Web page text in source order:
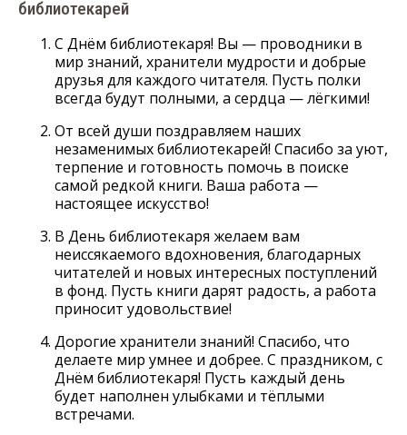
библиотекарей
С Днём библиотекаря! Вы — проводники в
мир знаний, хранители мудрости и добрые
друзья для каждого читателя. Пусть полки
всегда будут полными, а сердца — лёгкими!
От всей души поздравляем наших
незаменимых библиотекарей! Спасибо за уют,
терпение и готовность помочь в поиске
самой редкой книги. Ваша работа —
настоящее искусство!
В День библиотекаря желаем вам
неиссякаемого вдохновения, благодарных
читателей и новых интересных поступлений
в фонд. Пусть книги дарят радость, а работа
приносит удовольствие!
Дорогие хранители знаний! Спасибо, что
делаете мир умнее и добрее. С праздником, с
Днём библиотекаря! Пусть каждый день
будет наполнен улыбками и тёплыми
встречами.